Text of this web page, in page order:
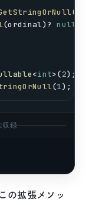
(
(ordinal)? null
<int>(2);
(1);
録
の拡張メソッ